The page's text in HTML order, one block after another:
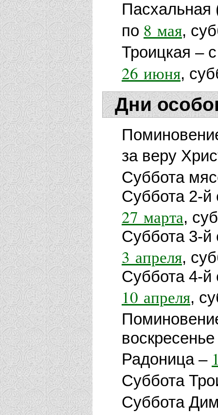
по 8 мая,
Троицкая –
26 июня,
Дни
за веру
Суббота
Суббота 2-й
27 марта,
Суббота 3-й
3 апреля,
Суббота 4-й
10 апреля,
воскресенье
Радоница –
Суббота
Суббота